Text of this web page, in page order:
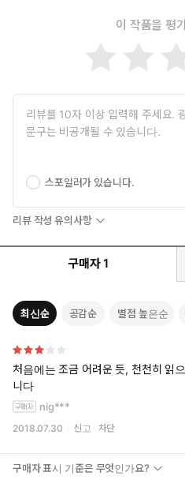
이 작품을 평
스포일러가 있습니다.
리뷰 작성 유의사항
구매자 1
최신순 공감순 별점 높은순
처음에는 조금 어려운 듯, 천천히 읽
니다
nig***
2018.07.30 신고 차단
구매자 표시 기준은 무엇인가요?